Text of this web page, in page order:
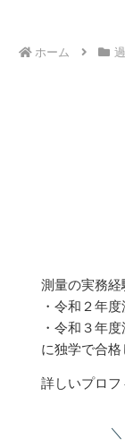
ホーム
測量の実務経
・令和２年
・令和３年
に独学で合格
詳しいプロフ